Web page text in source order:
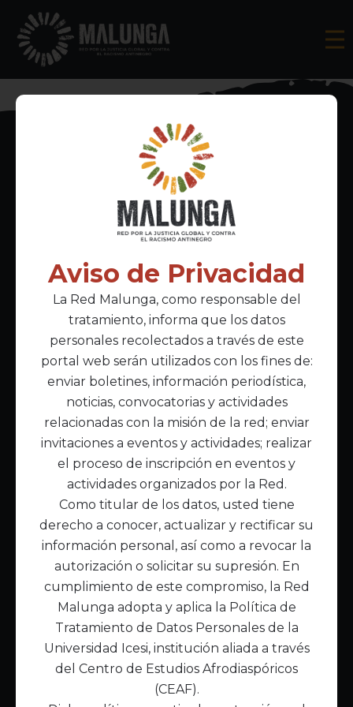
Inscríbete al boletín informativo
Acepto lapolítica de privacidad
Enlaces Principales
Inicio
Acerca de Malunga
Nuestra misión
Quiénes somos
Enlaces de interés
Publicaciones
Noticias
Contáctanos
Política de Tratamiento de Datos
Aviso de Privacidad
La Red Malunga, como responsable del
tratamiento, informa que los datos
personales recolectados a través de este
portal web serán utilizados con los fines de:
enviar boletines, información periodística,
noticias, convocatorias y actividades
relacionadas con la misión de la red; enviar
invitaciones a eventos y actividades; realizar
el proceso de inscripción en eventos y
actividades organizados por la Red.
Como titular de los datos, usted tiene
derecho a conocer, actualizar y rectificar su
información personal, así como a revocar la
autorización o solicitar su supresión. En
cumplimiento de este compromiso, la Red
Malunga adopta y aplica la Política de
Tratamiento de Datos Personales de la
Universidad Icesi, institución aliada a través
del Centro de Estudios Afrodiaspóricos
(CEAF).